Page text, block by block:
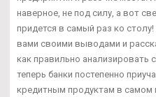
наверное, не под силу, а вот
придется в самый раз ко
вами своими выводами и
как правильно анализировать
теперь банки постепенно
кредитным продуктам в самом